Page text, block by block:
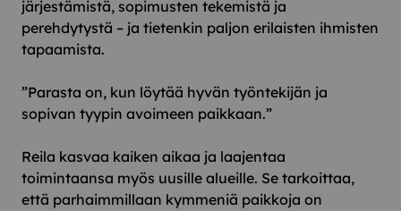
järjestämistä, sopimusten tekemistä ja
perehdytystä – ja tietenkin paljon erilaisten ihmisten
tapaamista.
”Parasta on, kun löytää hyvän työntekijän ja
sopivan tyypin avoimeen paikkaan.”
Reila kasvaa kaiken aikaa ja laajentaa
toimintaansa myös uusille alueille. Se tarkoittaa,
että parhaimmillaan kymmeniä paikkoja on